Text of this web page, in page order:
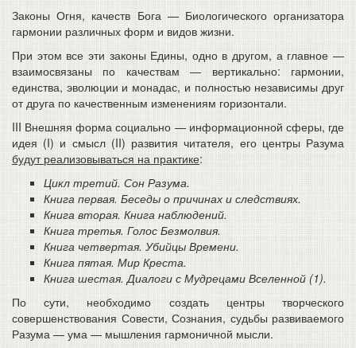
Законы Огня, качеств Бога — Биологического организатора
гармонии различных форм и видов жизни.
При этом все эти законы Едины, одно в другом, а главное —
взаимосвязаны по качествам — вертикально: гармонии,
единства, эволюции и монадас, и полностью независимы друг
от друга по качественным изменениям горизонтали.
III Внешняя форма социально — информационной сферы, где
идея (I) и смысл (II) развития читателя, его центры Разума
будут реализовываться на практике:
Цикл третий. Сон Разума.
Книга первая. Беседы о причинах и следствиях.
Книга вторая. Книга наблюдений.
Книга третья. Голос Безмолвия.
Книга четвертая. Убийцы Времени.
Книга пятая. Мир Креста.
Книга шестая. Диалоги с Мудрецами Вселенной (1).
По сути, необходимо создать центры творческого
совершенствования Совести, Сознания, судьбы развиваемого
Разума — ума — мышления гармоничной мысли.